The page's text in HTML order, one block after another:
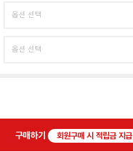
구매하기 회원구매 시 적립금 지급